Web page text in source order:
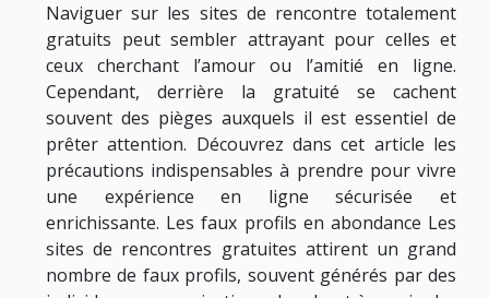
Naviguer sur les sites de rencontre totalement
gratuits peut sembler attrayant pour celles et
ceux cherchant l’amour ou l’amitié en ligne.
Cependant, derrière la gratuité se cachent
souvent des pièges auxquels il est essentiel de
prêter attention. Découvrez dans cet article les
précautions indispensables à prendre pour vivre
une expérience en ligne sécurisée et
enrichissante. Les faux profils en abondance Les
sites de rencontres gratuites attirent un grand
nombre de faux profils, souvent générés par des